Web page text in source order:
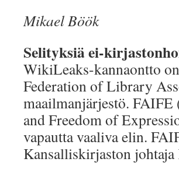
Mikael Böök
Selityksiä ei-
WikiLeaks-kannaontto on
Federation of Library
maailmanjärjestö.
and Freedom of
vapautta vaaliva elin.
Kansalliskirjaston